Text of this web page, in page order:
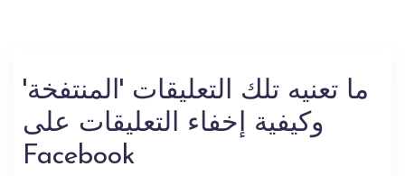
ما تعنيه تلك التعليقات 'المنتفخة'
وكيفية إخفاء التعليقات على
Facebook